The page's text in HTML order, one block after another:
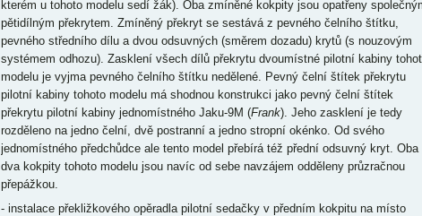
kterém u tohoto modelu sedí žák). Oba zmíněné kokpity jsou opatřeny
pětidílným překrytem. Zmíněný překryt se sestává z pevného čelního štítku,
pevného středního dílu a dvou odsuvných (směrem dozadu) krytů (s nouzovým
systémem odhozu). Zasklení všech dílů překrytu dvoumístné pilotní kabiny
modelu je vyjma pevného čelního štítku nedělené. Pevný čelní štítek překrytu
pilotní kabiny tohoto modelu má shodnou konstrukci jako pevný čelní štítek
překrytu pilotní kabiny jednomístného Jaku-9M (Frank). Jeho zasklení je tedy
rozděleno na jedno čelní, dvě postranní a jedno stropní okénko. Od svého
jednomístného předchůdce ale tento model přebírá též přední odsuvný kryt. Oba
dva kokpity tohoto modelu jsou navíc od sebe navzájem odděleny průzračnou
přepážkou.
- instalace překližkového opěradla pilotní sedačky v předním kokpitu na místo